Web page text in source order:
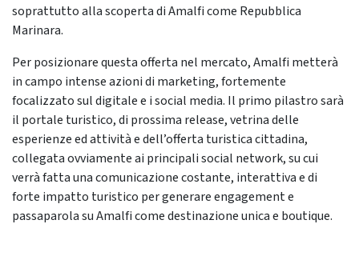
soprattutto alla scoperta di Amalfi come Repubblica
Marinara.
Per posizionare questa offerta nel mercato, Amalfi metterà
in campo intense azioni di marketing, fortemente
focalizzato sul digitale e i social media. Il primo pilastro sarà
il portale turistico, di prossima release, vetrina delle
esperienze ed attività e dell’offerta turistica cittadina,
collegata ovviamente ai principali social network, su cui
verrà fatta una comunicazione costante, interattiva e di
forte impatto turistico per generare engagement e
passaparola su Amalfi come destinazione unica e boutique.